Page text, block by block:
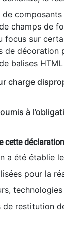
de
champs de
focus sur
de décoration
balises
charge
à
cette
a été établie
pour la
restitution